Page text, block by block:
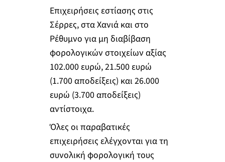
Επιχειρήσεις εστίασης στις
Σέρρες, στα Χανιά και στο
Ρέθυμνο για μη διαβίβαση
φορολογικών στοιχείων αξίας
102.000 ευρώ, 21.500 ευρώ
(1.700 αποδείξεις) και 26.000
ευρώ (3.700 αποδείξεις)
αντίστοιχα.
Όλες οι παραβατικές
επιχειρήσεις ελέγχονται για τη
συνολική φορολογική τους